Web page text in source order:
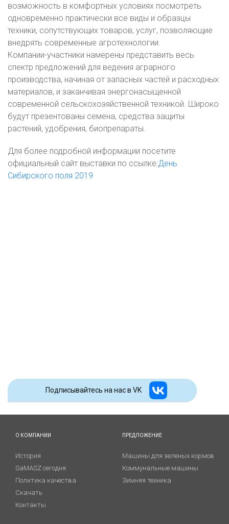
возможность в комфортных условиях посмотреть
одновременно практически все виды и образцы
техники, сопутствующих товаров, услуг, позволяющие
внедрять современные агротехнологии.
Компании-участники намерены представить весь
спектр предложений для ведения аграрного
производства, начиная от запасных частей и расходных
материалов, и заканчивая энергонасыщенной
современной сельскохозяйственной техникой. Широко
будут презентованы семена, средства защиты
растений, удобрения, биопрепараты.
Для более подробной информации посетите
официальный сайт выставки по ссылке:День
Сибирского поля 2019
Подписывайтесь на наc в VK
О КОМПАНИИ
История
SaMASZ сегодня
Политика качества
Скачать
Контакты
ПРЕДЛОЖЕНИЕ
Машины для зеленых кормов
Коммунальные машины
Зимняя техника